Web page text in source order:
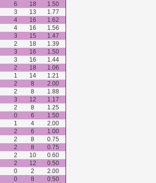
6 18
1.50
3 13
1.77
4 16
1.62
4 16
1.56
3 15
1.47
2 18
1.39
3 16
1.50
3 16
1.44
2 18
1.06
1 14
1.21
2 8
2.00
2 8
1.88
3 12
1.17
2 8
1.25
0 6
1.50
1 4
2.00
2 6
1.00
2 8
0.75
2 8
0.75
2 10
0.60
2 12
0.50
0 2
2.00
0 8
0.50